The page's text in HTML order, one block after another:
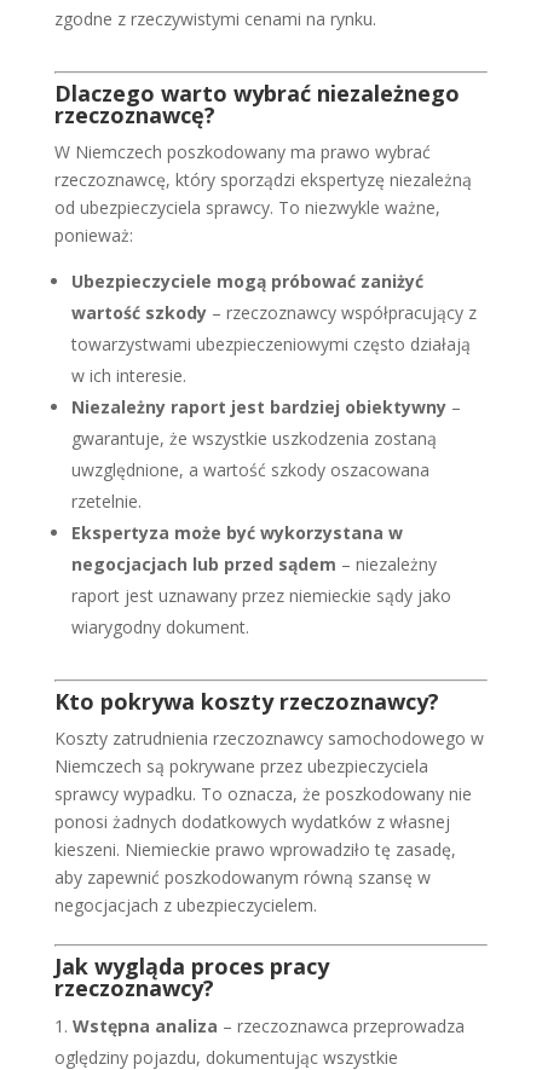
zgodne z rzeczywistymi cenami na rynku.
Dlaczego warto wybrać niezależnego
rzeczoznawcę?
W Niemczech poszkodowany ma prawo wybrać
rzeczoznawcę, który sporządzi ekspertyzę niezależną
od ubezpieczyciela sprawcy. To niezwykle ważne,
ponieważ:
Ubezpieczyciele mogą próbować zaniżyć
wartość szkody– rzeczoznawcy współpracujący z
towarzystwami ubezpieczeniowymi często działają
w ich interesie.
Niezależny raport jest bardziej obiektywny–
gwarantuje, że wszystkie uszkodzenia zostaną
uwzględnione, a wartość szkody oszacowana
rzetelnie.
Ekspertyza może być wykorzystana w
negocjacjach lub przed sądem – niezależny
raport jest uznawany przez niemieckie sądy jako
wiarygodny dokument.
Kto pokrywa koszty rzeczoznawcy?
Koszty zatrudnienia rzeczoznawcy samochodowego w
Niemczech są pokrywane przez ubezpieczyciela
sprawcy wypadku. To oznacza, że poszkodowany nie
ponosi żadnych dodatkowych wydatków z własnej
kieszeni. Niemieckie prawo wprowadziło tę zasadę,
aby zapewnić poszkodowanym równą szansę w
negocjacjach z ubezpieczycielem.
Jak wygląda proces pracy
rzeczoznawcy?
Wstępna analiza – rzeczoznawca przeprowadza
oględziny pojazdu, dokumentując wszystkie